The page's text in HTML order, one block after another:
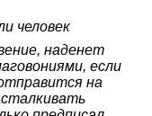
человек
наденет
если
на